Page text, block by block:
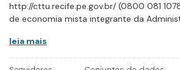
http://cttu.recife.pe.gov.br/ (0800 081
de economia mista integrante da
leia mais